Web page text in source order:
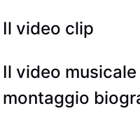
Il video clip
Il video
montaggio